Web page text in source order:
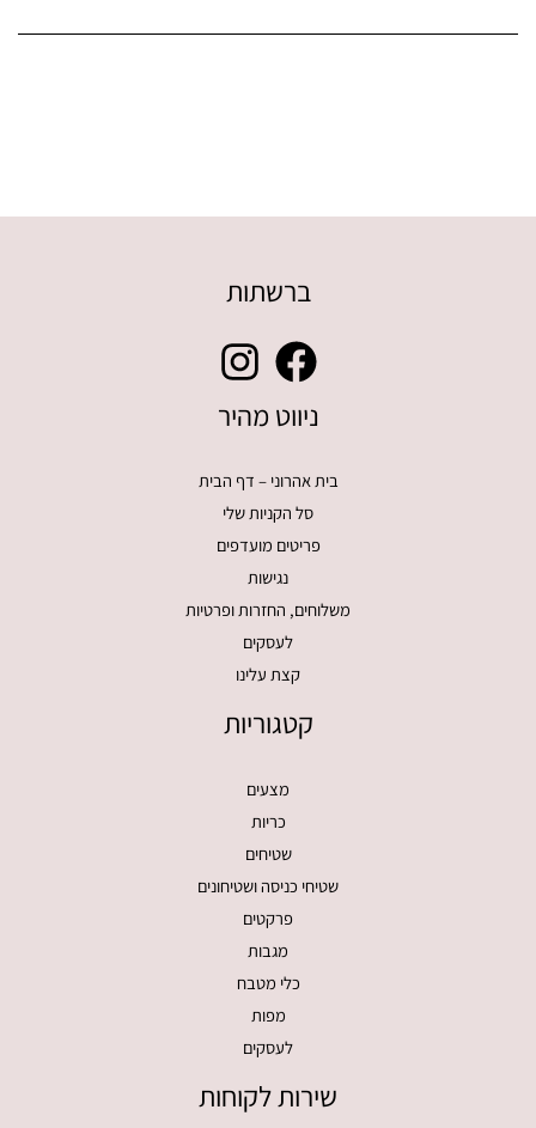
ברשתות
ניווט מהיר
בית אהרוני – דף הבית
סל הקניות שלי
פריטים מועדפים
נגישות
משלוחים, החזרות ופרטיות
לעסקים
קצת עלינו
קטגוריות
מצעים
כריות
שטיחים
שטיחי כניסה ושטיחונים
פרקטים
מגבות
כלי מטבח
מפות
לעסקים
שירות לקוחות